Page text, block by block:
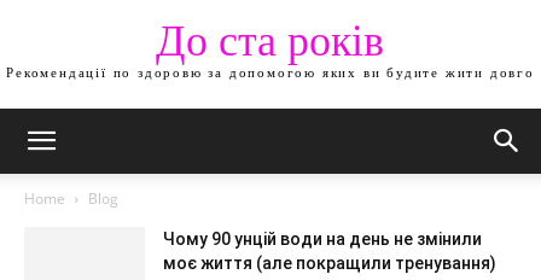
До ста років
Рекомендації по здоровю за допомогою яких ви будите жити довго
Home Blog
Чому 90 унцій води на день не змінили
моє життя (але покращили тренування)